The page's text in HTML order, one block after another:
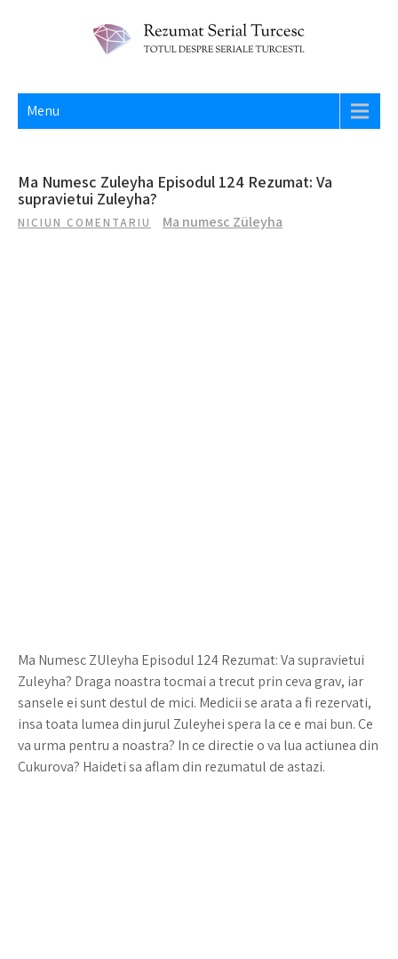
REZUMAT SERIAL TURCESC
Menu
Ma Numesc Zuleyha Episodul 124 Rezumat: Va
supravietui Zuleyha?
NICIUN COMENTARIU Ma numesc Züleyha
Ma Numesc ZUleyha Episodul 124 Rezumat: Va supravietui
Zuleyha? Draga noastra tocmai a trecut prin ceva grav, iar
sansele ei sunt destul de mici. Medicii se arata a fi rezervati,
insa toata lumea din jurul Zuleyhei spera la ce e mai bun. Ce
va urma pentru a noastra? In ce directie o va lua actiunea din
Cukurova? Haideti sa aflam din rezumatul de astazi.